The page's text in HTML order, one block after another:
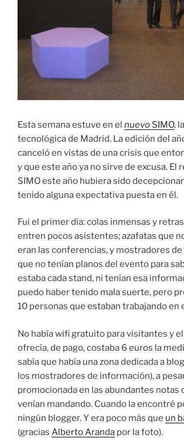
Esta semana estuve en el nuevo SIMO,
tecnológica de Madrid. La edición del
canceló en vistas de una crisis que
y que este año ya no sirve de excusa. El
SIMO este año hubiera sido
tenido alguna expectativa puesta en él.
Fui el primer día: colas inmensas y
entren pocos asistentes; azafatas que
eran las conferencias, y mostradores
que no tenían planos del evento para
estaba cada stand, ni tenían esa
puedo haber tenido mala suerte, pero
10 personas que estaban trabajando en
No había wifi gratuito para visitantes y
ofrecía, de pago, costaba 6 euros la
sabía que había una zona dedicada a
los mostradores de información), a
promocionada en las abundantes notas
venían mandando. Cuando la encontré
ningún blogger. Y era poco más que un
(gracias Alberto Aranda por la foto).